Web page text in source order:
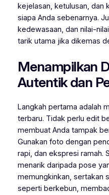
kejelasan, ketulusan, dan
siapa Anda sebenarnya.
kedewasaan, dan nilai-
tarik utama jika dikemas
Menampilkan
Autentik dan
Langkah pertama adalah
terbaru. Tidak perlu edit
membuat Anda tampak
Gunakan foto dengan
rapi, dan ekspresi ramah.
menarik daripada pose
memungkinkan, sertakan
seperti berkebun,